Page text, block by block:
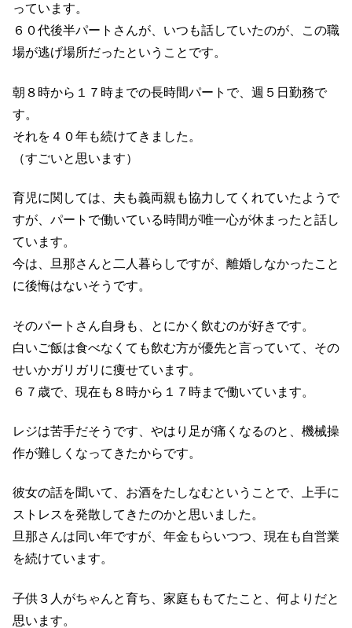
っています。
６０代後半パートさんが、いつも話していたのが、この職
場が逃げ場所だったということです。
朝８時から１７時までの長時間パートで、週５日勤務で
す。
それを４０年も続けてきました。
（すごいと思います）
育児に関しては、夫も義両親も協力してくれていたようで
すが、パートで働いている時間が唯一心が休まったと話し
ています。
今は、旦那さんと二人暮らしですが、離婚しなかったこと
に後悔はないそうです。
そのパートさん自身も、とにかく飲むのが好きです。
白いご飯は食べなくても飲む方が優先と言っていて、その
せいかガリガリに痩せています。
６７歳で、現在も８時から１７時まで働いています。
レジは苦手だそうです、やはり足が痛くなるのと、機械操
作が難しくなってきたからです。
彼女の話を聞いて、お酒をたしなむということで、上手に
ストレスを発散してきたのかと思いました。
旦那さんは同い年ですが、年金もらいつつ、現在も自営業
を続けています。
子供３人がちゃんと育ち、家庭ももてたこと、何よりだと
思います。